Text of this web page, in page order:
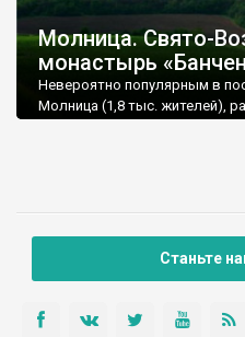
Молница. Свято-
монастырь
Невероятно популярным в
Молница (1,8 тыс. жителей),
двух километрах от трассы
колокольни, которая видна
Станьте